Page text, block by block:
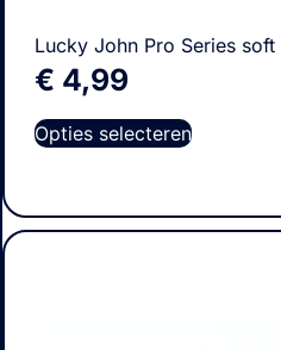
Lucky John Pro Series soft
€ 4,99
Opties selecteren